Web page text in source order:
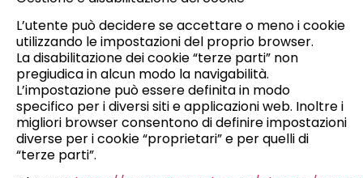
L’utente può decidere se accettare o meno i cookie
utilizzando le impostazioni del proprio browser.
La disabilitazione dei cookie “terze parti” non
pregiudica in alcun modo la navigabilità.
L’impostazione può essere definita in modo
specifico per i diversi siti e applicazioni web. Inoltre i
migliori browser consentono di definire impostazioni
diverse per i cookie “proprietari” e per quelli di
“terze parti”.